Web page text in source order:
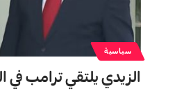
سياسية
الزيدي يلتقي ترامب في